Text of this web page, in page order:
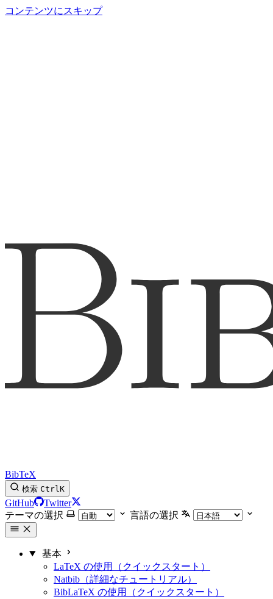
コンテンツにスキップ
BibTeX
検索 CtrlK
GitHub
Twitter
テーマの選択
言語の選択
基本
LaTeX の使用（クイックスタート）
Natbib（詳細なチュートリアル）
BibLaTeX の使用（クイックスタート）